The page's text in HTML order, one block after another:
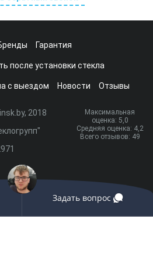
Гарантия
после установки стекла
с выездом Новости Отзывы
2018
Максимальная
оценка: 5,0
Средняя оценка: 4,2
Всего отзывов: 49
и продвижение:onix.by
Задать вопрос